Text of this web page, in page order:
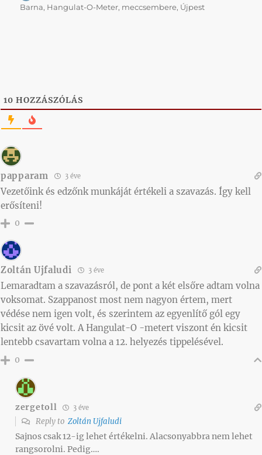
Barna, Hangulat-O-Meter, meccsembere, Újpest
10 HOZZÁSZÓLÁS
papparam 3 éve
Vezetőink és edzőnk munkáját értékeli a szavazás. Így kell
erősíteni!
0
Zoltán Ujfaludi 3 éve
Lemaradtam a szavazásról, de pont a két elsőre adtam volna
voksomat. Szappanost most nem nagyon értem, mert
védése nem igen volt, és szerintem az egyenlítő gól egy
kicsit az övé volt. A Hangulat-O -metert viszont én kicsit
lentebb csavartam volna a 12. helyezés tippelésével.
0
zergetoll 3 éve
Reply to Zoltán Ujfaludi
Sajnos csak 12-ig lehet értékelni. Alacsonyabbra nem lehet
rangsorolni. Pedig….